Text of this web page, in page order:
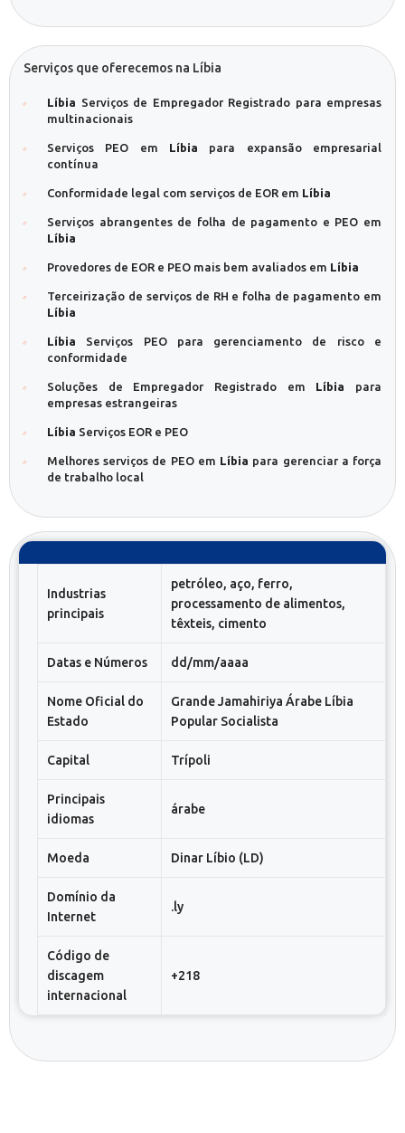
Serviços que oferecemos na Líbia
Líbia Serviços de Empregador Registrado para empresas
multinacionais
Serviços PEO em Líbia para expansão empresarial
contínua
Conformidade legal com serviços de EOR em Líbia
Serviços abrangentes de folha de pagamento e PEO em
Líbia
Provedores de EOR e PEO mais bem avaliados em Líbia
Terceirização de serviços de RH e folha de pagamento em
Líbia
Líbia Serviços PEO para gerenciamento de risco e
conformidade
Soluções de Empregador Registrado em Líbia para
empresas estrangeiras
Líbia Serviços EOR e PEO
Melhores serviços de PEO em Líbia para gerenciar a força
de trabalho local
Industrias
principais
petróleo, aço, ferro,
processamento de alimentos,
têxteis, cimento
Datas e Números dd/mm/aaaa
Nome Oficial do
Estado
Grande Jamahiriya Árabe Líbia
Popular Socialista
Capital Trípoli
Principais
idiomas
árabe
Moeda Dinar Líbio (LD)
Domínio da
Internet
.ly
Código de
discagem
internacional
+218